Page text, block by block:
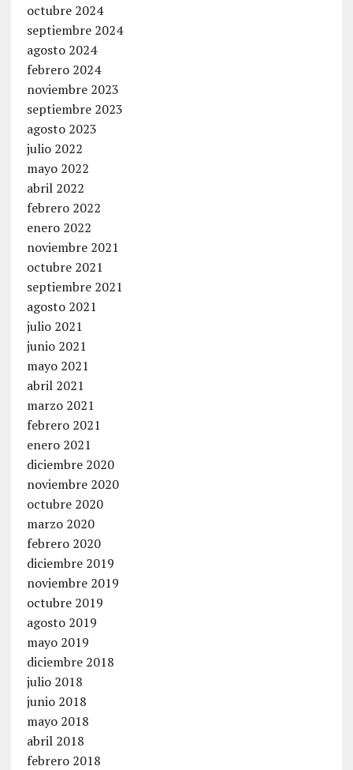
octubre 2024
septiembre 2024
agosto 2024
febrero 2024
noviembre 2023
septiembre 2023
agosto 2023
julio 2022
mayo 2022
abril 2022
febrero 2022
enero 2022
noviembre 2021
octubre 2021
septiembre 2021
agosto 2021
julio 2021
junio 2021
mayo 2021
abril 2021
marzo 2021
febrero 2021
enero 2021
diciembre 2020
noviembre 2020
octubre 2020
marzo 2020
febrero 2020
diciembre 2019
noviembre 2019
octubre 2019
agosto 2019
mayo 2019
diciembre 2018
julio 2018
junio 2018
mayo 2018
abril 2018
febrero 2018